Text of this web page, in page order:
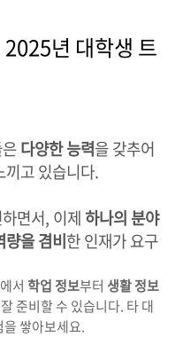
년 대학생 트
다양한 능력을 갖추어
끼고 있습니다.
면서, 이제하나의 분야
량을 겸비한 인재가 요구
서 학업 정보부터 생활 정보
준비할 수 있습니다. 타 대
쌓아보세요.